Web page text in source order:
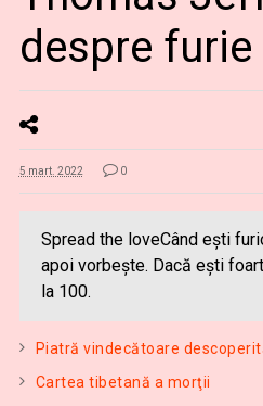
despre furie
5 mart. 2022 0
Spread the loveCând eşti
apoi vorbeşte. Dacă eşti
la 100.
Piatră vindecătoare
Cartea tibetană a morţii